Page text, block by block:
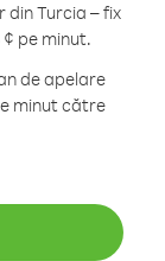
din Turcia – fix
pe minut.
de apelare
minut către